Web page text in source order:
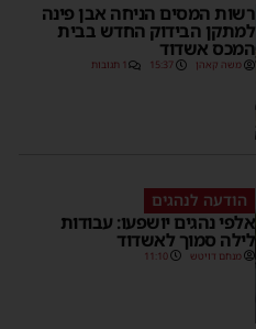
רשות המסים הניחה אבן פינה
למתקן הבידוק החדש בבית
המכס אשדוד
משה קאהן 15:37 1 תגובות
הודעה לנהגים
אלפי נהגים יושפעו: עבודות
לילה סמוך לאשדוד
מנחם דויטש 11:10